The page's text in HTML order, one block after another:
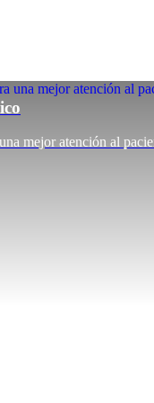
mejor atención al